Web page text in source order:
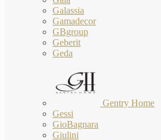
Galassia
Gamadecor
GBgroup
Geberit
Geda
Gentry Home
Gessi
GioBagnara
Giulini